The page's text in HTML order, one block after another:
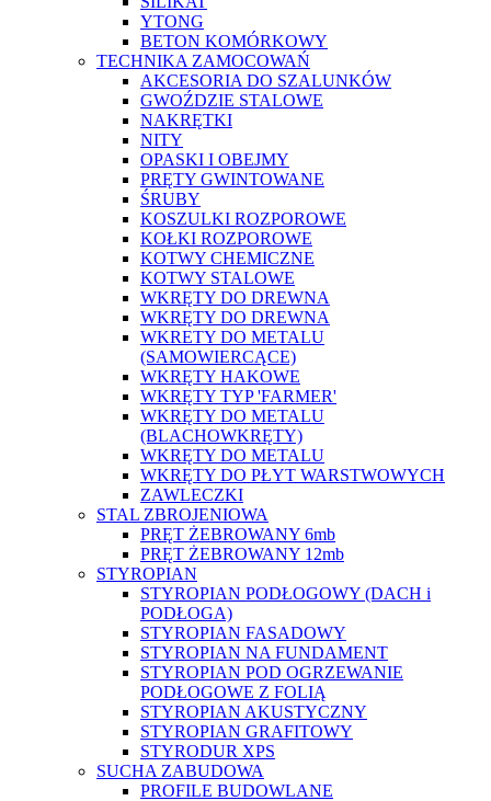
YTONG
BETON KOMÓRKOWY
TECHNIKA ZAMOCOWAŃ
AKCESORIA DO SZALUNKÓW
GWOŹDZIE STALOWE
NAKRĘTKI
NITY
OPASKI I OBEJMY
PRĘTY GWINTOWANE
ŚRUBY
KOSZULKI ROZPOROWE
KOŁKI ROZPOROWE
KOTWY CHEMICZNE
KOTWY STALOWE
WKRĘTY DO DREWNA
WKRĘTY DO DREWNA
WKRETY DO METALU
(SAMOWIERCĄCE)
WKRĘTY HAKOWE
WKRĘTY TYP 'FARMER'
WKRĘTY DO METALU
(BLACHOWKRĘTY)
WKRĘTY DO METALU
WKRĘTY DO PŁYT WARSTWOWYCH
ZAWLECZKI
STAL ZBROJENIOWA
PRĘT ŻEBROWANY 6mb
PRĘT ŻEBROWANY 12mb
STYROPIAN
STYROPIAN PODŁOGOWY (DACH i
PODŁOGA)
STYROPIAN FASADOWY
STYROPIAN NA FUNDAMENT
STYROPIAN POD OGRZEWANIE
PODŁOGOWE Z FOLIĄ
STYROPIAN AKUSTYCZNY
STYROPIAN GRAFITOWY
STYRODUR XPS
SUCHA ZABUDOWA
PROFILE BUDOWLANE